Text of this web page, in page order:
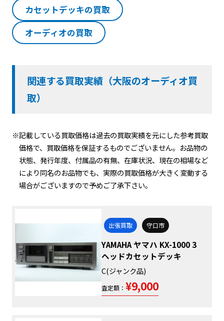
カセットデッキの買取
オーディオの買取
関連する買取実績（大阪のオーディオ買
取）
※記載している買取価格は過去の買取実績を元にした参考買取
価格で、買取価格を保証するものでございません。お品物の
状態、発行年度、付属品の有無、在庫状況、現在の相場など
により同名のお品物でも、実際の買取価格が大きく変動する
場合がございますので予めご了承下さい。
出張買取 守口市
YAMAHA ヤマハ KX-1000 3
ヘッドカセットデッキ
C(ジャンク品)
査定額： ¥9,000